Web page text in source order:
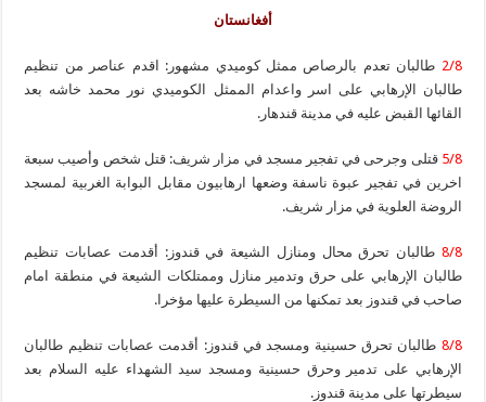
أفغانستان
2/8 طالبان تعدم بالرصاص ممثل كوميدي مشهور: اقدم عناصر من تنظيم
طالبان الإرهابي على اسر واعدام الممثل الكوميدي نور محمد خاشه بعد
القائها القبض عليه في مدينة قندهار.
5/8 قتلى وجرحى في تفجير مسجد في مزار شريف: قتل شخص وأصيب سبعة
اخرين في تفجير عبوة ناسفة وضعها ارهابيون مقابل البوابة الغربية لمسجد
الروضة العلوية في مزار شريف.
8/8 طالبان تحرق محال ومنازل الشيعة في قندوز: أقدمت عصابات تنظيم
طالبان الإرهابي على حرق وتدمير منازل وممتلكات الشيعة في منطقة امام
صاحب في قندوز بعد تمكنها من السيطرة عليها مؤخرا.
8/8 طالبان تحرق حسينية ومسجد في قندوز: أقدمت عصابات تنظيم طالبان
الإرهابي على تدمير وحرق حسينية ومسجد سيد الشهداء عليه السلام بعد
سيطرتها على مدينة قندوز.